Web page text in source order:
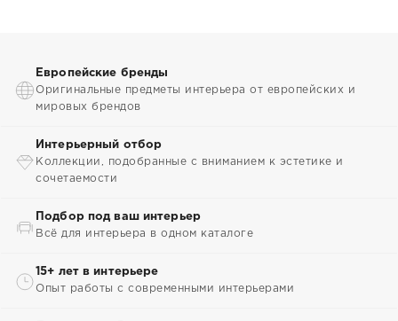
Европейские бренды
Оригинальные предметы интерьера от европейских и
мировых брендов
Интерьерный отбор
Коллекции, подобранные с вниманием к эстетике и
сочетаемости
Подбор под ваш интерьер
Всё для интерьера в одном каталоге
15+ лет в интерьере
Опыт работы с современными интерьерами